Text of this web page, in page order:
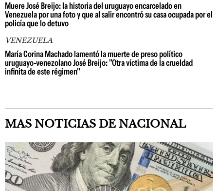
Muere José Breijo: la historia del uruguayo encarcelado en
Venezuela por una foto y que al salir encontró su casa ocupada por el
policía que lo detuvo
VENEZUELA
María Corina Machado lamentó la muerte de preso político
uruguayo-venezolano José Breijo: "Otra víctima de la crueldad
infinita de este régimen"
MAS NOTICIAS DE NACIONAL